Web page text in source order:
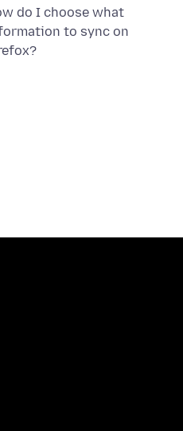
do I choose what
to sync on